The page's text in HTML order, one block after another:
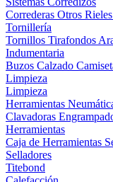
Correderas Otros Rieles
Tornillería
Tornillos Tirafondos
Indumentaria
Buzos Calzado
Limpieza
Limpieza
Herramientas
Clavadoras
Herramientas
Caja de Herramientas
Selladores
Titebond